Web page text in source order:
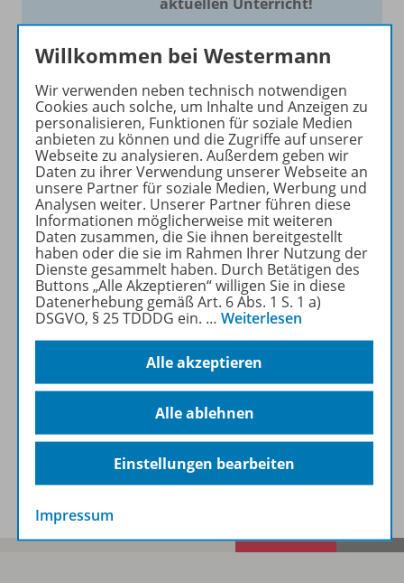
wir Ihnen einen Service, um
Ihren Unterricht aktuell und
einfach zu gestalten. Jede
Woche drei bis vier
Neuerscheinungen mit
großem Online Archiv.
Mehr erfahren
Informationen
Spar-Pakete
Willkommen bei Westermann
Wir verwenden neben technisch notwendigen
Cookies auch solche, um Inhalte und Anzeigen zu
personalisieren, Funktionen für soziale Medien
anbieten zu können und die Zugriffe auf unserer
Webseite zu analysieren. Außerdem geben wir
Daten zu ihrer Verwendung unserer Webseite an
unsere Partner für soziale Medien, Werbung und
Analysen weiter. Unserer Partner führen diese
Informationen möglicherweise mit weiteren
Daten zusammen, die Sie ihnen bereitgestellt
haben oder die sie im Rahmen Ihrer Nutzung der
Dienste gesammelt haben. Durch Betätigen des
Buttons „Alle Akzeptieren“ willigen Sie in diese
Datenerhebung gemäß Art. 6 Abs. 1 S. 1 a)
DSGVO, § 25 TDDDG ein. … Weiterlesen
Alle akzeptieren
Alle ablehnen
Einstellungen bearbeiten
Impressum